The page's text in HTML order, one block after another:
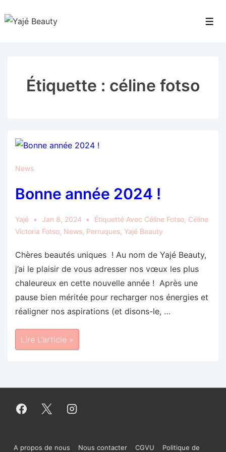
passer
Étiquette : céline fotso
News
Bonne année 2024 !
Yajé Jan 8, 2024 Étiquetté Avec Céline Fotso, Céline
Victoria Fotso, News, Perruques, Yajé Beauty
Chères beautés uniques ! Au nom de Yajé Beauty,
j’ai le plaisir de vous adresser nos vœux les plus
chaleureux en cette nouvelle année ! Après une
pause bien méritée pour recharger nos énergies et
réaligner nos aspirations (et disons-le, …
Bonne
Année
2024
Lire L’article »
A propos de nous Nous contacter CGVU Politique de